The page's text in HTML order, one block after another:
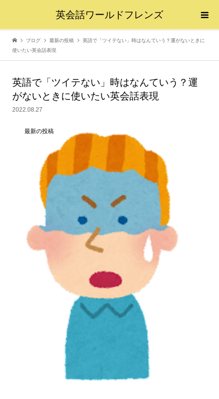
英会話ワールドフレンズ
ブログ 最新の投稿
英語で「ツイテない」時はなんていう？運がないときに
使いたい英会話表現
英語で「ツイテない」時はなんていう？運
がないときに使いたい英会話表現
2022.08.27
最新の投稿